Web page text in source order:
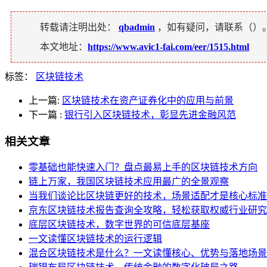
转载请注明出处： qbadmin ，如有疑问，请联系（）
本文地址： https://www.avic1-fai.com/eer/1515.html
标签： 区块链技术
上一篇: 区块链技术在资产证券化中的应用与前景
下一篇 : 银行引入区块链技术，彰显先进金融风范
相关文章
零基础也能快速入门？盘点最易上手的区块链技术方向
链上万家，我国区块链技术应用最广的全景观察
当我们谈论比区块链更好的技术，场景适配才是核心标准
京东区块链技术报告查询全攻略，轻松获取权威行业研
底层区块链技术，数字世界的可信底层基座
一文读懂区块链技术的运行逻辑
混合区块链技术是什么？一文读懂核心、优势与落地场景